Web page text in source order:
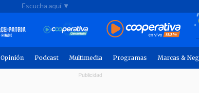
Escucha aquí ▼
Opinión Podcast Multimedia Programas Marcas &